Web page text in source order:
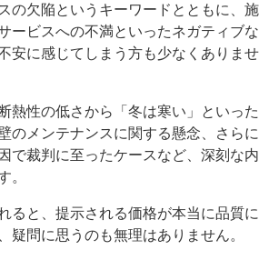
の欠陥というキーワードとともに、施
ービスへの不満といったネガティブな
安に感じてしまう方も少なくありませ
熱性の低さから「冬は寒い」といった
のメンテナンスに関する懸念、さらに
で裁判に至ったケースなど、深刻な内
。
ると、提示される価格が本当に品質に
疑問に思うのも無理はありません。